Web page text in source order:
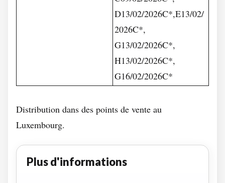
D13/02/2026C*,E13/02/
2026C*,
G13/02/2026C*,
H13/02/2026C*,
G16/02/2026C*
Distribution dans des points de vente au
Luxembourg.
Plus d'informations